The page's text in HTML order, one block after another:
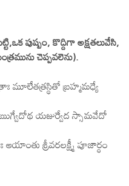
పుష్పం, కొద్దిగా అక్షతలువేసి,
చెప్పవలెను).
మూలేతత్రస్థితో బ్రహ్మమధ్యే
ఋగ్వేదోథ యజుర్వేద స్సామవేదో
శ్రీవరలక్ష్మీ పూజార్ధం